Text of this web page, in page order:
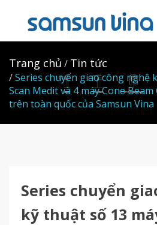
Trang chủ Tin tức
Series chuyển giao công nghệ
Scan Medit và 4 máy Cone
trên toàn quốc của Samsun Vina
Series chuyển
kỹ thuật số 13